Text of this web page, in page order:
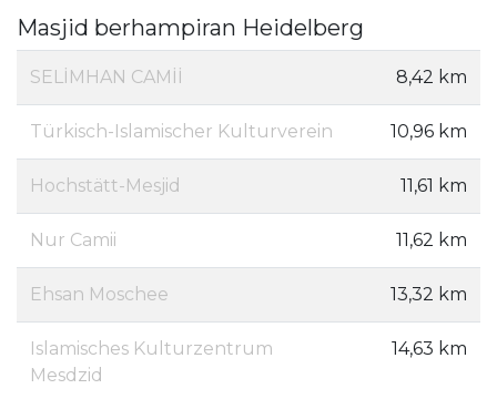
Masjid berhampiran Heidelberg
SELİMHAN CAMİİ 8,42 km
Türkisch-Islamischer Kulturverein 10,96 km
Hochstätt-Mesjid 11,61 km
Nur Camii 11,62 km
Ehsan Moschee 13,32 km
Islamisches Kulturzentrum
Mesdzid
14,63 km